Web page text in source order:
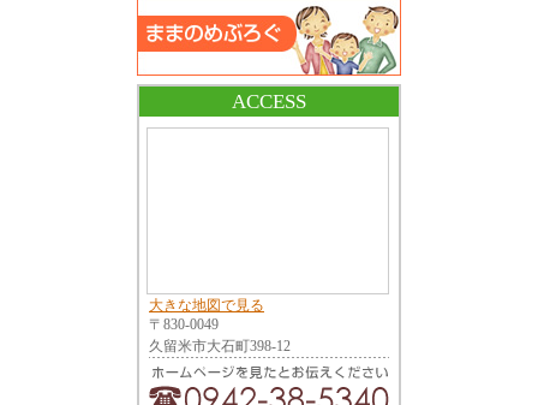
ACCESS
大きな地図で見る
〒830-0049
久留米市大石町398-12